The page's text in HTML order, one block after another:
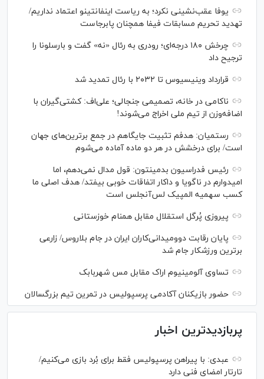
یوفا عقب‌نشینی نکرد؛ به ریاست اینفانتینو اعتماد نداریم/
تهدید تحریم مسابقات فیفا همچنان پابرجاست
چرخش ۱۸۰ درجه‌ای؛ رودری به رئال «نه» گفت و بارسلونا را
ترجیح داد
قرارداد وینیسیوس تا ۲۰۳۲ با رئال‌ تمدید شد
ناکامی در خانه، تصمیمی جنجالی؛ علی‌اف: کشتی‌گیران با
اضافه‌وزن از تیم ملی اخراج می‌شوند!
رستمیان: هدفم تثبیت جایگاهم در جمع برترین‌های جهان
است/ برای درخشش در هر دو ماده آماده می‌شوم
رئیس فدراسیون بدمینتون: قول مدال نمی‌دهم، اما
امیدوارم در ناگویا و داکار اتفاقات خوبی بیفتد/ هدف اصلی ما
کسب سهمیه المپیک لس‌آنجلس است
پیروزی پُرگل استقلال مقابل همنام خوزستانی
پایان رقابت دوومیدانی‌کاران ایران در جام بلاروس/ زارعی
برترین ورزشکار جام شد
تساوی آلومینیوم اراک مقابل مس شهربابک
حضور بازیکنان آکادمی پرسپولیس در تمرین تیم بزرگسالان
پربازدیدترین اخبار
عبدی: با پیراهن پرسپولیس فقط برای بُرد بازی می‌کنیم/
تارتار امضای فنی دارد